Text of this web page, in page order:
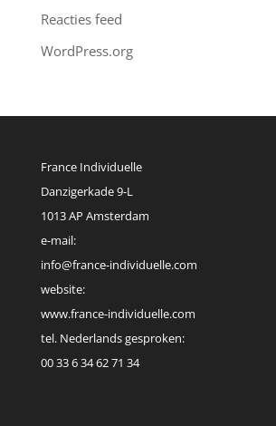
Reacties feed
WordPress.org
France Individuelle
Danzigerkade 9-L
1013 AP Amsterdam
e-mail:
info@france-individuelle.com
website:
www.france-individuelle.com
tel. Nederlands gesproken:
00 33 6 34 62 71 34